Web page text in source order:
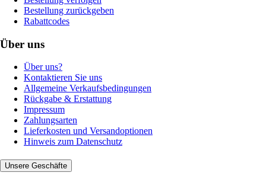
Bestellung zurückgeben
Rabattcodes
Über uns
Über uns?
Kontaktieren Sie uns
Allgemeine Verkaufsbedingungen
Rückgabe & Erstattung
Impressum
Zahlungsarten
Lieferkosten und Versandoptionen
Hinweis zum Datenschutz
Unsere Geschäfte